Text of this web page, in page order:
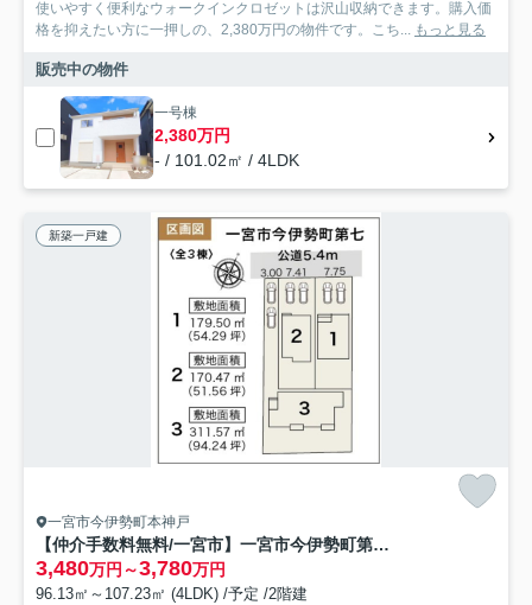
使いやすく便利なウォークインクロゼットは沢山収納できます。購入価
格を抑えたい方に一押しの、2,380万円の物件です。こち... もっと見る
販売中の物件
一号棟
2,380万円
- / 101.02㎡ / 4LDK
新築一戸建
一宮市今伊勢町本神戸
【仲介手数料無料/一宮市】一宮市今伊勢町第七 リーブルガーデン
3,480万円～3,780万円
96.13㎡～107.23㎡ (4LDK) /予定 /2階建